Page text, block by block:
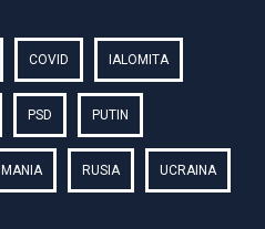
COVID IALOMITA
PSD PUTIN
RUSIA UCRAINA